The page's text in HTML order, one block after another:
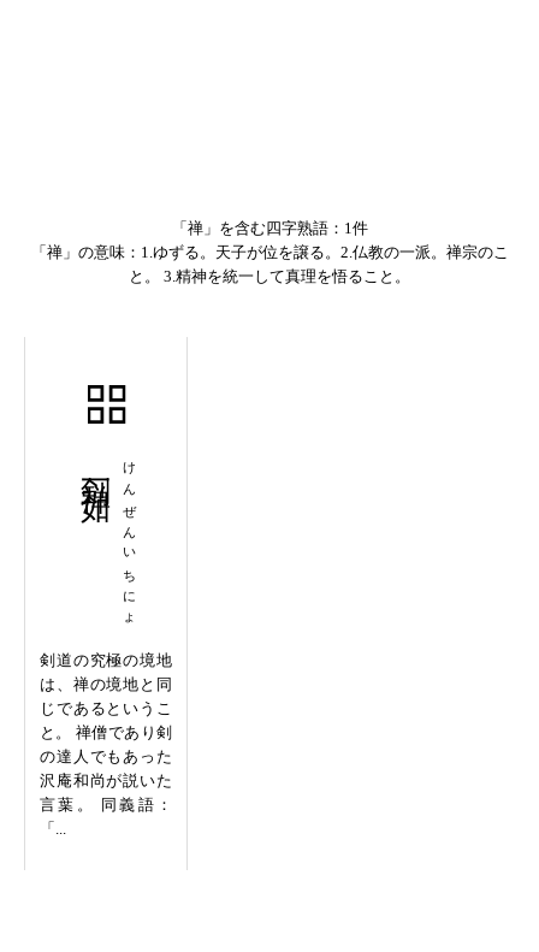
「禅」を含む四字熟語：1件
「禅」の意味：1.ゆずる。天子が位を譲る。2.仏教の一派。禅宗のこ
と。 3.精神を統一して真理を悟ること。
けんぜんいちにょ
剣道の究極の境地
は、禅の境地と同
じであるというこ
と。 禅僧であり剣
の達人でもあった
沢庵和尚が説いた
言葉。 同義語：
「...